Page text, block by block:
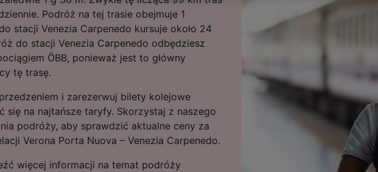
Podróż na tej trasie obejmuje 1
stacji Venezia Carpenedo kursuje około 24
do stacji Venezia Carpenedo odbędziesz
ÖBB, ponieważ jest to główny
tę trasę.
i zarezerwuj bilety kolejowe
się na najtańsze taryfy. Skorzystaj z naszego
podróży, aby sprawdzić aktualne ceny za
Verona Porta Nuova – Venezia Carpenedo.
więcej informacji na temat podróży
us not to track you.
We and our partners process data to provide:
Use precise geolocation data. Actively scan device
identification. Store and/or access information on a device.
advertising and content, advertising and content measurement,
List of Partners